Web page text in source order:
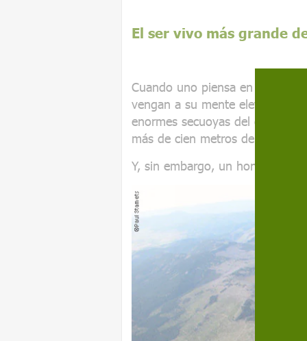
El ser vivo más grande
Cuando uno piensa en el ser
vengan a su mente elefantes y
enormes secuoyas del
más de cien metros de altura.
Y, sin embargo, un hongo los